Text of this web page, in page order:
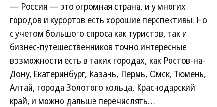
— Россия — это огромная страна, и у многих
городов и курортов есть хорошие перспективы. Но
с учетом большого спроса как туристов, так и
бизнес-путешественников точно интересные
возможности есть в таких городах, как Ростов-на-
Дону, Екатеринбург, Казань, Пермь, Омск, Тюмень,
Алтай, города Золотого кольца, Краснодарский
край, и можно дальше перечислять…